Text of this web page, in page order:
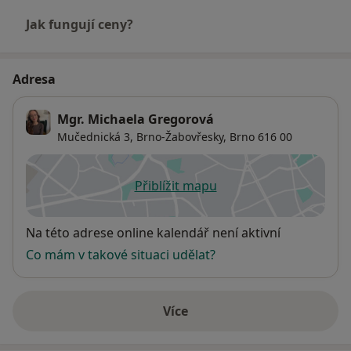
Jak fungují ceny?
Adresa
Mgr. Michaela Gregorová
Mučednická 3, Brno-Žabovřesky, Brno 616 00
Přiblížit mapuse otevře v nové záložce
Dostupnost
Na této adrese online kalendář není aktivní
Co mám v takové situaci udělat?
Víceo adrese